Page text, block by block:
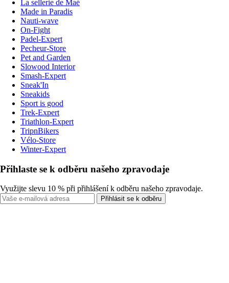
La sellerie de Maé
Made in Paradis
Nauti-wave
On-Fight
Padel-Expert
Pecheur-Store
Pet and Garden
Slowood Interior
Smash-Expert
Sneak'In
Sneakids
Sport is good
Trek-Expert
Triathlon-Expert
TripnBikers
Vélo-Store
Winter-Expert
Přihlaste se k odběru našeho zpravodaje
Využijte slevu 10 % při přihlášení k odběru našeho zpravodaje.
Přihlásit se k odběru